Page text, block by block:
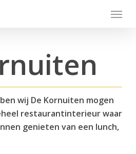
Menu
wij De Kornuiten mogen
restaurantinterieur waar
genieten van een lunch,